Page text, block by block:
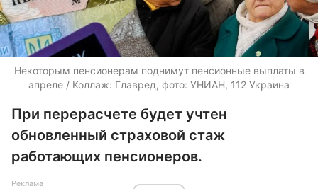
Некоторым пенсионерам поднимут пенсионные выплаты в
апреле / Коллаж: Главред, фото: УНИАН, 112 Украина
При перерасчете будет учтен
обновленный страховой стаж
работающих пенсионеров.
Реклама